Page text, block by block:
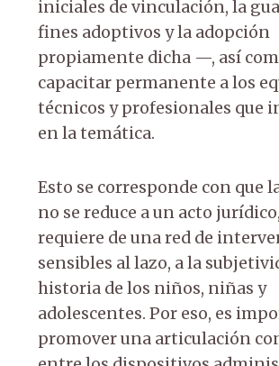
iniciales de vinculación, la
fines adoptivos y la adopción
propiamente dicha —, así
capacitar permanente a los
técnicos y profesionales que
en la temática.
Esto se corresponde con que
no se reduce a un acto
requiere de una red de
sensibles al lazo, a la
historia de los niños, niñas y
adolescentes. Por eso, es
promover una articulación